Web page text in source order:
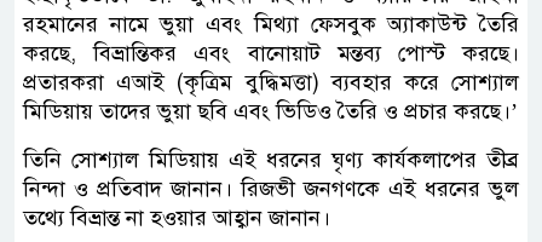
রহমানের নামে ভুয়া এবং মিথ্যা ফেসবুক অ্যাকাউন্ট তৈরি
করছে, বিভ্রান্তিকর এবং বানোয়াট মন্তব্য পোস্ট করছে।
প্রতারকরা এআই (কৃত্রিম বুদ্ধিমত্তা) ব্যবহার করে সোশ্যাল
মিডিয়ায় তাদের ভুয়া ছবি এবং ভিডিও তৈরি ও প্রচার করছে।’
তিনি সোশ্যাল মিডিয়ায় এই ধরনের ঘৃণ্য কার্যকলাপের তীব্র
নিন্দা ও প্রতিবাদ জানান। রিজভী জনগণকে এই ধরনের ভুল
তথ্যে বিভ্রান্ত না হওয়ার আহ্বান জানান।